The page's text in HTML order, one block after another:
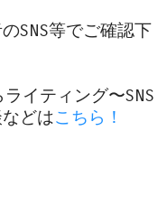
SNS等でご確認下
イティング〜SNS
どはこちら！